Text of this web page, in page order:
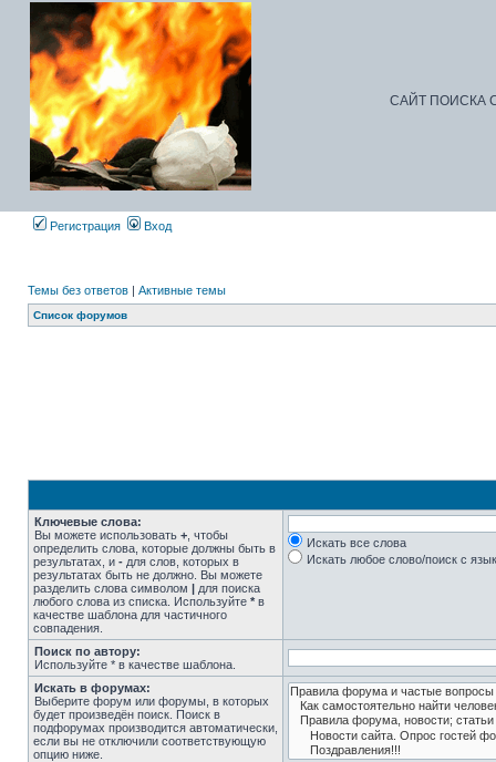
САЙТ ПОИСКА
Регистрация Вход
Темы без ответов | Активные темы
Список форумов
Ключевые слова:
Вы можете использовать + , чтобы
определить слова, которые должны быть в
результатах, и - для слов, которых в
результатах быть не должно. Вы можете
разделить слова символом | для поиска
любого слова из списка. Используйте * в
качестве шаблона для частичного
совпадения.
Искать все слова
Искать любое слово/поиск с
Поиск по автору:
Используйте * в качестве шаблона.
Искать в форумах:
Выберите форум или форумы, в которых
будет произведён поиск. Поиск в
подфорумах производится автоматически,
если вы не отключили соответствующую
опцию ниже.